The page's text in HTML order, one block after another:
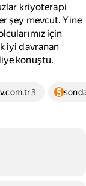
kriyoterapi
şey mevcut. Yine
için
iyi davranan
konuştu.
3